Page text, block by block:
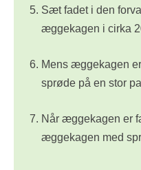
Sæt fadet i den
æggekagen i cirka
Mens æggekagen
sprøde på en stor
Når æggekagen er
æggekagen med